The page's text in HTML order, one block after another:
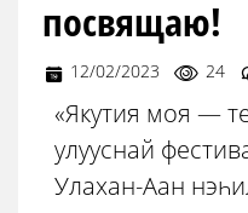
посвящаю!
12/02/2023 24
«Якутия моя —
улууснай
Улахан-Аан